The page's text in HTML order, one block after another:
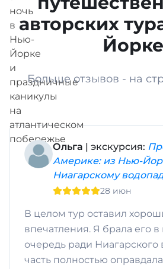
авторских
Йорке
Больше отзывов - на
Ольга | экскурсия:
Америке: из Нью-
Ниагарскому
28 июн
В целом тур оставил
впечатления. Я брала его
очередь ради Ниагарского
часть полностью